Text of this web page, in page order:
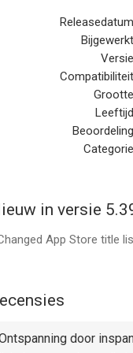
Ontgrendel speciale
uw statistieken
Verbeter je Sudoku-
Zie statistieken over
Verhoog de rangen en
een Sudoku Grand
·· van HitGrab
voor Sudoku
in versie
App Store title
door